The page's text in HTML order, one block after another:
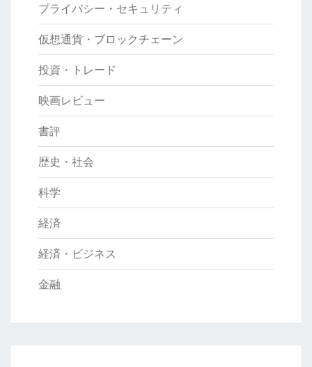
プライバシー・セキュリティ
仮想通貨・ブロックチェーン
投資・トレード
映画レビュー
書評
歴史・社会
科学
経済
経済・ビジネス
金融